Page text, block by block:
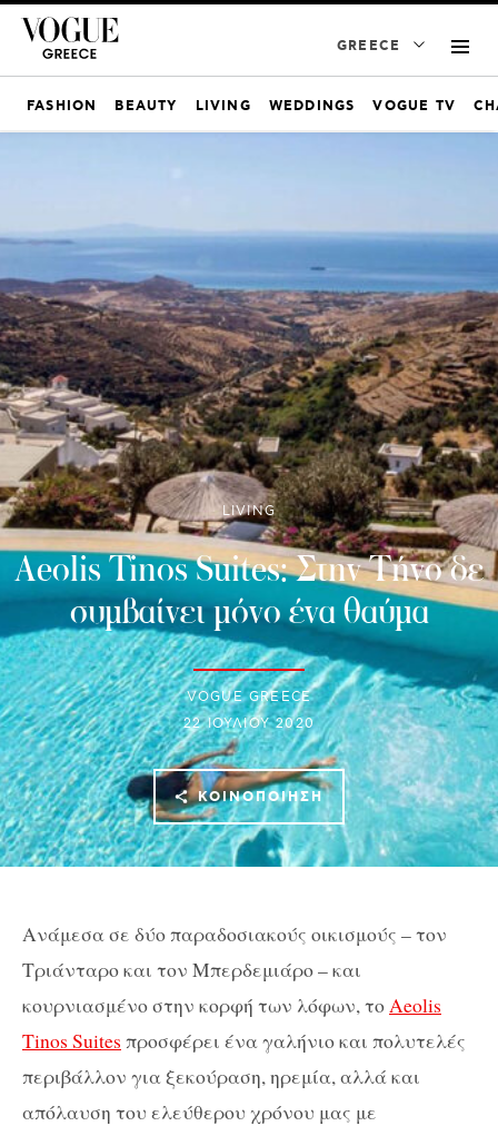
GREECE
FASHION BEAUTY LIVING WEDDINGS VOGUE TV
LIVING
Aeolis Tinos Suites: Στην Τήνο δε
συμβαίνει μόνο ένα θαύμα
VOGUE GREECE
22 ΙΟΥΛΊΟΥ 2020
ΚΟΙΝΟΠΟΊΗΣΗ
Ανάμεσα σε δύο παραδοσιακούς οικισμούς – τον
Τριάνταρο και τον Μπερδεμιάρο – και
κουρνιασμένο στην κορφή των λόφων, τοAeolis
Tinos Suites προσφέρει ένα γαλήνιο και πολυτελές
περιβάλλον για ξεκούραση, ηρεμία, αλλά και
απόλαυση του ελεύθερου χρόνου μας με